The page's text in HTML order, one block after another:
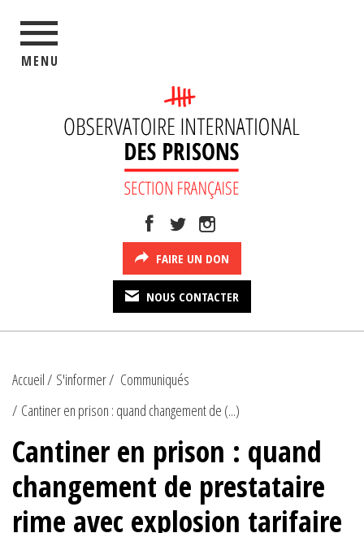
MENU
FAIRE UN DON
NOUS CONTACTER
Accueil S'informer
Communiqués
Cantiner en prison : quand changement de (...)
Cantiner en prison : quand
changement de prestataire
rime avec explosion tarifaire